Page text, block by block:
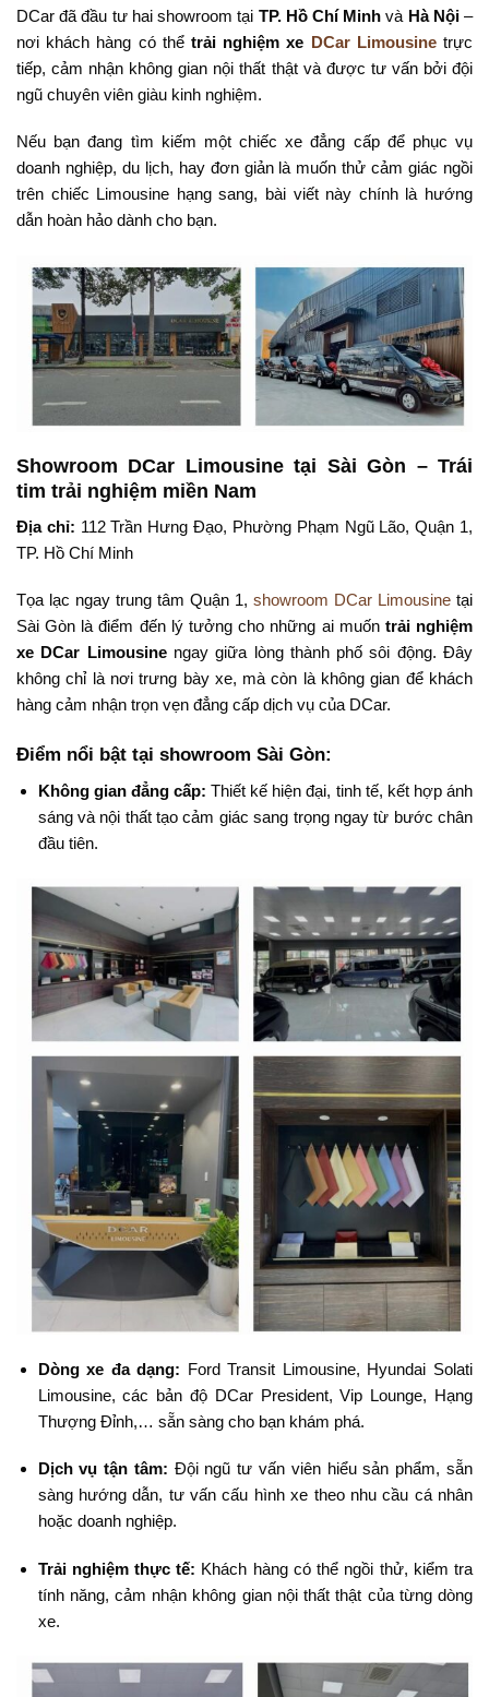
DCar đã đầu tư hai showroom tại TP. Hồ Chí Minh và Hà Nội–
nơi khách hàng có thể trải nghiệm xe DCar Limousinetrực
tiếp, cảm nhận không gian nội thất thật và được tư vấn bởi đội
ngũ chuyên viên giàu kinh nghiệm.
Nếu bạn đang tìm kiếm một chiếc xe đẳng cấp để phục vụ
doanh nghiệp, du lịch, hay đơn giản là muốn thử cảm giác ngồi
trên chiếc Limousine hạng sang, bài viết này chính là hướng
dẫn hoàn hảo dành cho bạn.
Showroom DCar Limousine tại Sài Gòn – Trái
tim trải nghiệm miền Nam
Địa chỉ: 112 Trần Hưng Đạo, Phường Phạm Ngũ Lão, Quận 1,
TP. Hồ Chí Minh
Tọa lạc ngay trung tâm Quận 1, showroom DCar Limousine tại
Sài Gòn là điểm đến lý tưởng cho những ai muốn trải nghiệm
xe DCar Limousinengay giữa lòng thành phố sôi động. Đây
không chỉ là nơi trưng bày xe, mà còn là không gian để khách
hàng cảm nhận trọn vẹn đẳng cấp dịch vụ của DCar.
Điểm nổi bật tại showroom Sài Gòn:
Không gian đẳng cấp: Thiết kế hiện đại, tinh tế, kết hợp ánh
sáng và nội thất tạo cảm giác sang trọng ngay từ bước chân
đầu tiên.
Dòng xe đa dạng: Ford Transit Limousine, Hyundai Solati
Limousine, các bản độ DCar President, Vip Lounge, Hạng
Thượng Đỉnh,… sẵn sàng cho bạn khám phá.
Dịch vụ tận tâm: Đội ngũ tư vấn viên hiểu sản phẩm, sẵn
sàng hướng dẫn, tư vấn cấu hình xe theo nhu cầu cá nhân
hoặc doanh nghiệp.
Trải nghiệm thực tế: Khách hàng có thể ngồi thử, kiểm tra
tính năng, cảm nhận không gian nội thất thật của từng dòng
xe.